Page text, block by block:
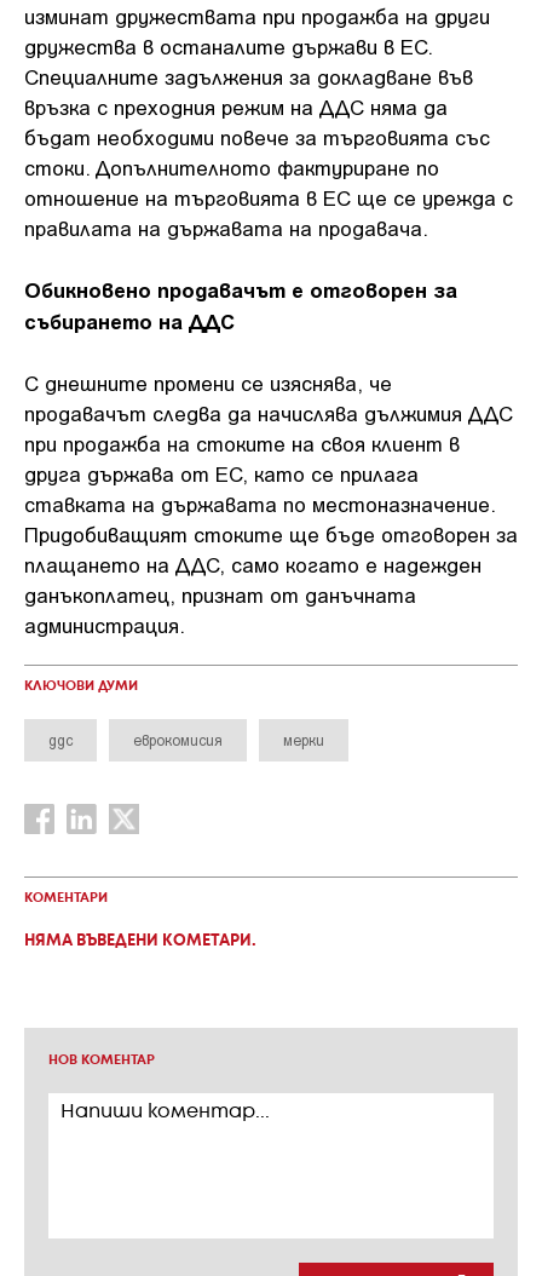
изминат дружествата при продажба на други
дружества в останалите държави в ЕС.
Специалните задължения за докладване във
връзка с преходния режим на ДДС няма да
бъдат необходими повече за търговията със
стоки. Допълнителното фактуриране по
отношение на търговията в ЕС ще се урежда с
правилата на държавата на продавача.
Обикновено продавачът е отговорен за
събирането на ДДС
С днешните промени се изяснява, че
продавачът следва да начислява дължимия ДДС
при продажба на стоките на своя клиент в
друга държава от ЕС, като се прилага
ставката на държавата по местоназначение.
Придобиващият стоките ще бъде отговорен за
плащането на ДДС, само когато е надежден
данъкоплатец, признат от данъчната
администрация.
КЛЮЧОВИ ДУМИ
ддс еврокомисия мерки
КОМЕНТАРИ
НЯМА ВЪВЕДЕНИ КОМЕТАРИ.
НОВ КОМЕНТАР